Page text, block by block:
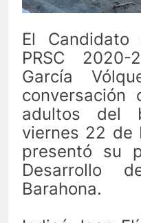
El
PRSC
García
conversación
adultos del
viernes 22 de
presentó su
Desarrollo
Barahona.